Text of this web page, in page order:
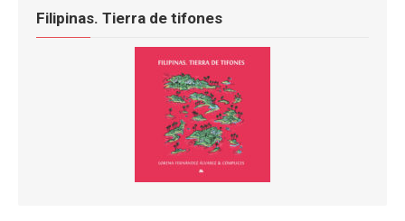
Filipinas. Tierra de tifones